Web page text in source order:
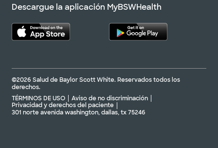
Descargue la aplicación MyBSWHealth
©2026 Salud de Baylor Scott White. Reservados todos los
derechos.
TÉRMINOS DE USO
Aviso de no discriminación
Privacidad y derechos del paciente
301 norte avenida washington, dallas, tx 75246